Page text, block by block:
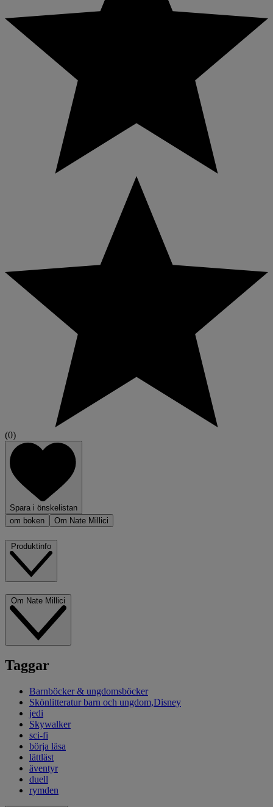
(0)
Spara i önskelistan
om boken
Om Nate Millici
Taggar
Barnböcker & ungdomsböcker
Skönlitteratur barn och ungdom,Disney
jedi
Skywalker
sci-fi
börja läsa
lättläst
äventyr
duell
rymden